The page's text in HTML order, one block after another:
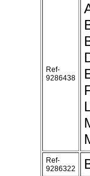
Ref-
9286438
Ref-
9286322